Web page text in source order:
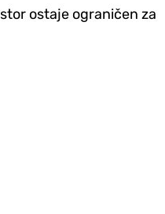
ostaje ograničen za